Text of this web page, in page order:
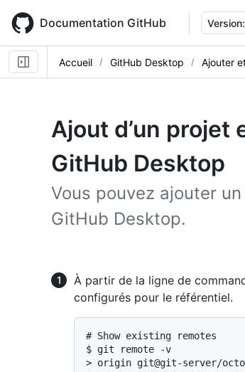
main
content
Documentation GitHub Version:
Accueil GitHub Desktop Ajouter
Ajout d’un projet
GitHub Desktop
Vous pouvez ajouter
GitHub Desktop.
À partir de la ligne de
configurés pour le référentiel.
# Show existing remotes
$ git remote -v
> origin git@git-server/